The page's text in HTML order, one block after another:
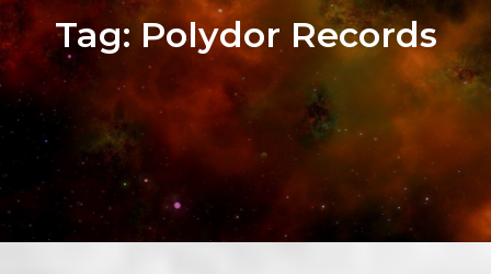
Tag:Polydor Records